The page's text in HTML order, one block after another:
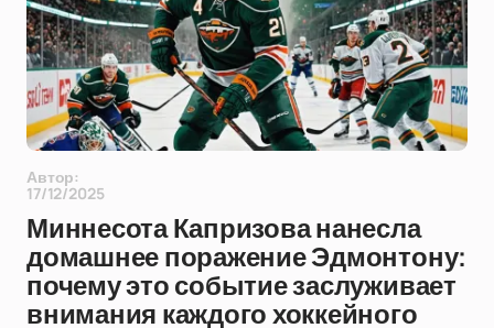
Автор:
17/12/2025
Миннесота Капризова нанесла
домашнее поражение Эдмонтону:
почему это событие заслуживает
внимания каждого хоккейного